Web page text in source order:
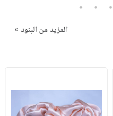
3
4
5
المزيد من البنود »